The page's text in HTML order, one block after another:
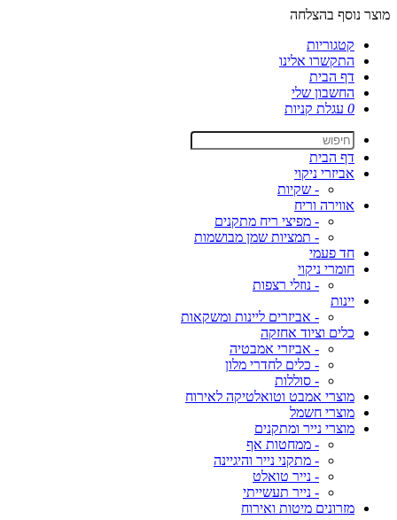
מוצר נוסף בהצלחה
קטגוריות
התקשרו אלינו
דף הבית
החשבון שלי
0 עגלת קניות
דף הבית
אביזרי ניקוי
- שקיות
אווירה וריח
- מפיצי ריח מתקנים
- תמציות שמן מבושמות
חד פעמי
חומרי ניקוי
- נוזלי רצפות
יינות
- אביזרים ליינות ומשקאות
כלים וציוד אחזקה
- אביזרי אמבטיה
- כלים לחדרי מלון
- סוללות
מוצרי אמבט וטואלטיקה לאירוח
מוצרי חשמל
מוצרי נייר ומתקנים
- ממחטות אף
- מתקני נייר והיגיינה
- נייר טואלט
- נייר תעשייתי
מזרונים מיטות ואירוח